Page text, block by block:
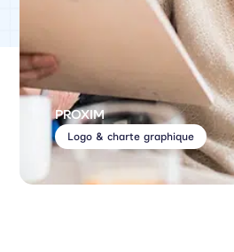
PROXIM
Logo & charte graphique